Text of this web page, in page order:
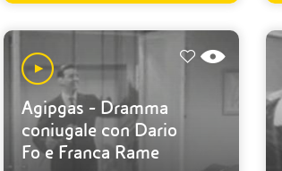
Agipgas - Dramma
coniugale con Dario
Fo e Franca Rame